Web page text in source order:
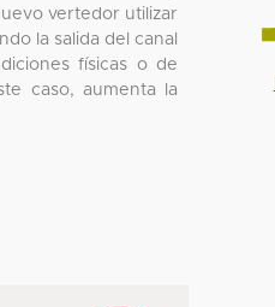
vertedor utilizar
la salida del canal
físicas o de
caso, aumenta la